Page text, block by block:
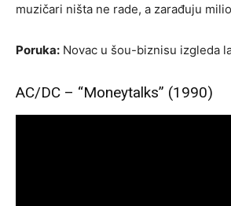
muzičari ništa ne rade, a zarađuju
Poruka: Novac u šou-biznisu izgleda
AC/DC – “Moneytalks” (1990)